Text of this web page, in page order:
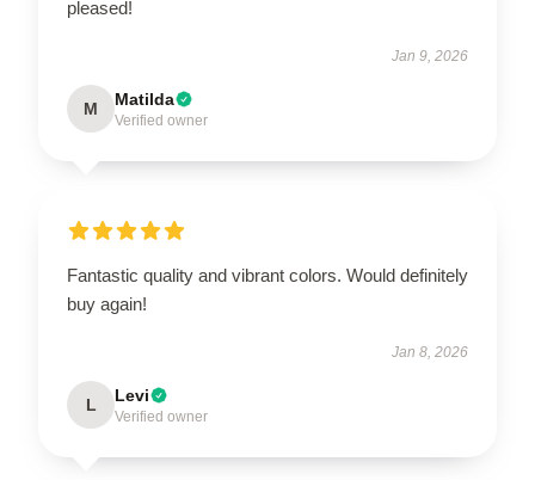
pleased!
Jan 9, 2026
M Matilda
Verified owner
Fantastic quality and vibrant colors. Would definitely
buy again!
Jan 8, 2026
L Levi
Verified owner